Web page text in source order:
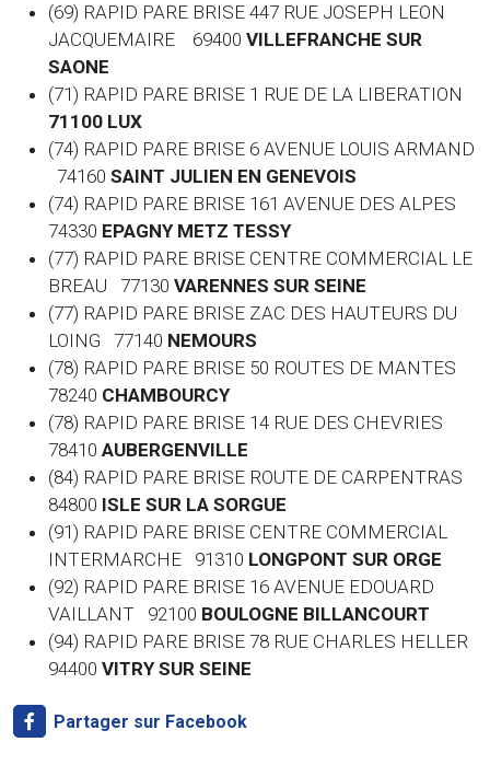
(69) RAPID PARE BRISE 447 RUE JOSEPH LEON
JACQUEMAIRE 69400 VILLEFRANCHE SUR
SAONE
(71) RAPID PARE BRISE 1 RUE DE LA LIBERATION
71100 LUX
(74) RAPID PARE BRISE 6 AVENUE LOUIS ARMAND
74160 SAINT JULIEN EN GENEVOIS
(74) RAPID PARE BRISE 161 AVENUE DES ALPES
74330 EPAGNY METZ TESSY
(77) RAPID PARE BRISE CENTRE COMMERCIAL LE
BREAU 77130 VARENNES SUR SEINE
(77) RAPID PARE BRISE ZAC DES HAUTEURS DU
LOING 77140 NEMOURS
(78) RAPID PARE BRISE 50 ROUTES DE MANTES
78240 CHAMBOURCY
(78) RAPID PARE BRISE 14 RUE DES CHEVRIES
78410 AUBERGENVILLE
(84) RAPID PARE BRISE ROUTE DE CARPENTRAS
84800 ISLE SUR LA SORGUE
(91) RAPID PARE BRISE CENTRE COMMERCIAL
INTERMARCHE 91310 LONGPONT SUR ORGE
(92) RAPID PARE BRISE 16 AVENUE EDOUARD
VAILLANT 92100 BOULOGNE BILLANCOURT
(94) RAPID PARE BRISE 78 RUE CHARLES HELLER
94400 VITRY SUR SEINE
Partager sur Facebook